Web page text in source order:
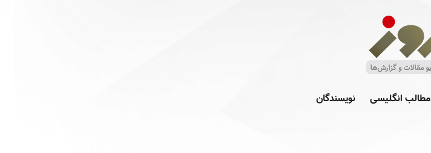
مطالب انگلیسی نویسندگان